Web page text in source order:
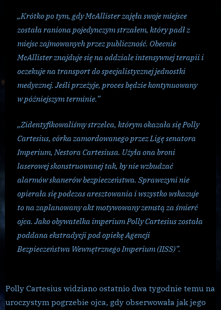
„Krótko po tym, gdy McAllister zajęła swoje miejsce
została raniona pojedynczym strzałem, który padł z
miejsc zajmowanych przez publiczność. Obecnie
McAllister znajduje się na oddziale intensywnej terapii i
oczekuje na transport do specjalistycznej jednostki
medycznej. Jeśli przeżyje, proces będzie kontynuowany
w późniejszym terminie.”
„Zidentyfikowaliśmy strzelca, którym okazała się Polly
Cartesius, córka zamordowanego przez Ligę senatora
Imperium, Nestora Cartesiusa. Użyła ona broni
laserowej skonstruowanej tak, by nie wzbudzać
alarmów skanerów bezpieczeństwa. Sprawczyni nie
opierała się podczas aresztowania i wszystko wskazuje
to na zaplanowany akt motywowany zemstą za śmierć
ojca. Jako obywatelka imperium Polly Cartesius została
poddana ekstradycji pod opiekę Agencji
Bezpieczeństwa Wewnętrznego Imperium (IISS)”.
Polly Cartesius widziano ostatnio dwa tygodnie temu na
uroczystym pogrzebie ojca, gdy obserwowała jak jego